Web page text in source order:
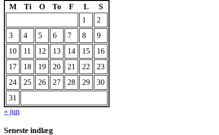
M
Ti O To F L
S
1
2
3
4 5 6 7 8
9
10
11 12 13 14 15
16
17
18 19 20 21 22
23
24
25 26 27 28 29
30
31
« jun
Seneste indlæg